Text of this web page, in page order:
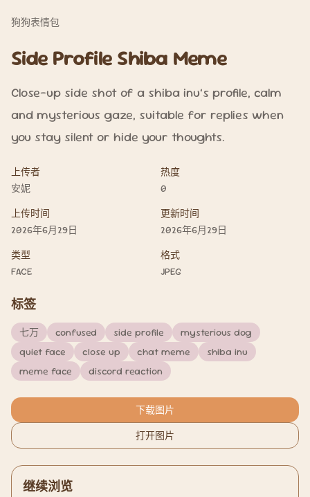
狗狗表情包
Side Profile Shiba Meme
Close-up side shot of a shiba inu’s profile, calm
and mysterious gaze, suitable for replies when
you stay silent or hide your thoughts.
上传者
安妮
热度
0
上传时间
2026年6月29日
更新时间
2026年6月29日
类型
FACE
格式
JPEG
标签
七万 confused side profile
mysterious dog
quiet face
close up chat meme
shiba inu
meme face
discord reaction
下载图片
打开图片
继续浏览